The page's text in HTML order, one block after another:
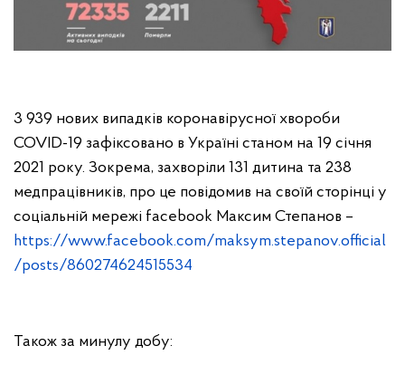
3 939 нових випадків коронавірусної хвороби
COVID-19 зафіксовано в Україні станом на 19 січня
2021 року. Зокрема, захворіли 131 дитина та 238
медпрацівників, про це повідомив на своїй сторінці у
соціальній мережі facebook Максим Степанов –
https://www.facebook.com/maksym.stepanov.official
/posts/860274624515534
Також за минулу добу: